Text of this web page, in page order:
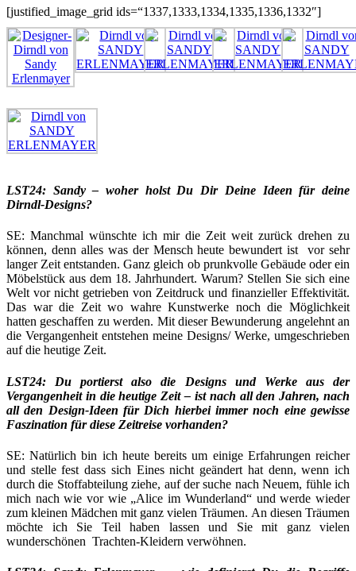
[justified_image_grid ids=“1337,1333,1334,1335,1336,1332″]
LST24: Sandy – woher holst Du Dir Deine Ideen für deine
Dirndl-Designs?
SE: Manchmal wünschte ich mir die Zeit weit zurück drehen zu
können, denn alles was der Mensch heute bewundert ist vor sehr
langer Zeit entstanden. Ganz gleich ob prunkvolle Gebäude oder ein
Möbelstück aus dem 18. Jahrhundert. Warum? Stellen Sie sich eine
Welt vor nicht getrieben von Zeitdruck und finanzieller Effektivität.
Das war die Zeit wo wahre Kunstwerke noch die Möglichkeit
hatten geschaffen zu werden. Mit dieser Bewunderung angelehnt an
die Vergangenheit entstehen meine Designs/ Werke, umgeschrieben
auf die heutige Zeit.
LST24: Du portierst also die Designs und Werke aus der
Vergangenheit in die heutige Zeit – ist nach all den Jahren, nach
all den Design-Ideen für Dich hierbei immer noch eine gewisse
Faszination für diese Zeitreise vorhanden?
SE: Natürlich bin ich heute bereits um einige Erfahrungen reicher
und stelle fest dass sich Eines nicht geändert hat denn, wenn ich
durch die Stoffabteilung ziehe, auf der suche nach Neuem, fühle ich
mich nach wie vor wie „Alice im Wunderland“ und werde wieder
zum kleinen Mädchen mit ganz vielen Träumen. An diesen Träumen
möchte ich Sie Teil haben lassen und Sie mit ganz vielen
wunderschönen Trachten-Kleidern verwöhnen.